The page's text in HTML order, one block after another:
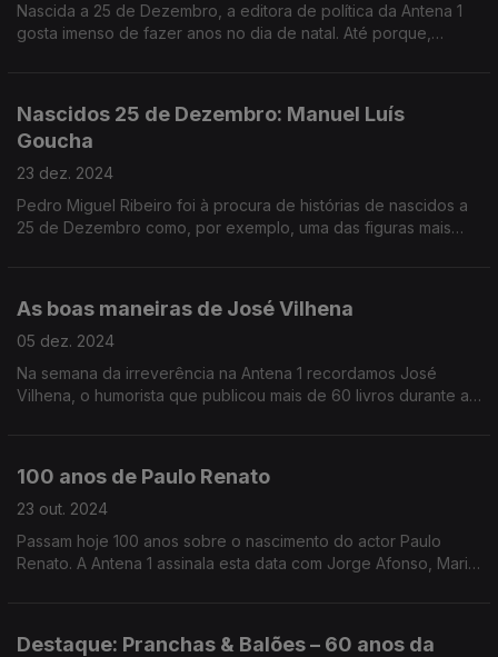
Nascida a 25 de Dezembro, a editora de política da Antena 1
gosta imenso de fazer anos no dia de natal. Até porque,
Nascidos 25 de Dezembro: Manuel Luís
Goucha
23 dez. 2024
Pedro Miguel Ribeiro foi à procura de histórias de nascidos a
25 de Dezembro como, por exemplo, uma das figuras mais
As boas maneiras de José Vilhena
05 dez. 2024
Na semana da irreverência na Antena 1 recordamos José
Vilhena, o humorista que publicou mais de 60 livros durante a
100 anos de Paulo Renato
23 out. 2024
Passam hoje 100 anos sobre o nascimento do actor Paulo
Renato. A Antena 1 assinala esta data com Jorge Afonso, Maria
Destaque: Pranchas & Balões – 60 anos da